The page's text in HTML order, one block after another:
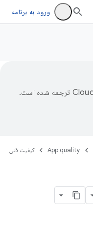
ورود به برنامه
ترجمه شده است.
App quality کیفیت فنی